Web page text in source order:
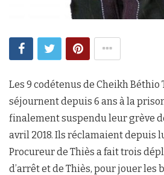
Les 9 codétenus de Cheikh Béthio
séjournent depuis 6 ans à la
finalement suspendu leur grève
avril 2018. Ils réclamaient depuis
Procureur de Thiès a fait trois
d’arrêt et de Thiès, pour jouer les